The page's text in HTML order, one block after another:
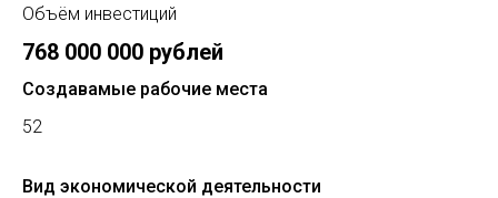
Объём инвестиций
768 000 000 рублей
Создавамые рабочие места
52
Вид экономической деятельности